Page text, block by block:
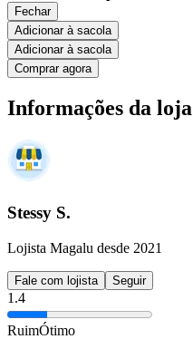
Fechar
Adicionar à sacola
Adicionar à sacola
Comprar agora
Informações da loja
Stessy S.
Lojista Magalu desde 2021
Fale com lojista Seguir
1.4
RuimÓtimo